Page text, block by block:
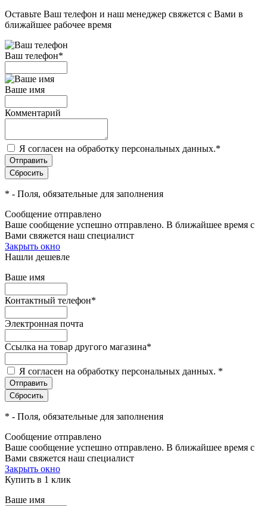
Оставьте Ваш телефон и наш менеджер свяжется с Вами в
ближайшее рабочее время
Ваш телефон*
Ваше имя
Комментарий
Я согласен на обработку персональных данных.*
* - Поля, обязательные для заполнения
Сообщение отправлено
Ваше сообщение успешно отправлено. В ближайшее время с
Вами свяжется наш специалист
Закрыть окно
Нашли дешевле
Ваше имя
Контактный телефон*
Электронная почта
Ссылка на товар другого магазина*
Я согласен на обработку персональных данных. *
* - Поля, обязательные для заполнения
Сообщение отправлено
Ваше сообщение успешно отправлено. В ближайшее время с
Вами свяжется наш специалист
Закрыть окно
Купить в 1 клик
Ваше имя